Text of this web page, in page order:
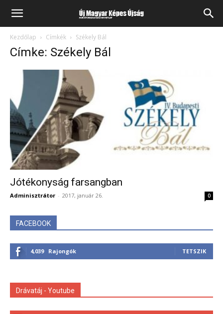
Kezdőlap Címkék Székely Bál
Címke: Székely Bál
Jótékonyság farsangban
Adminisztrátor - 2017, január 26. 0
FACEBOOK
4,039 Rajongók TETSZIK
Drávatáj - Youtube